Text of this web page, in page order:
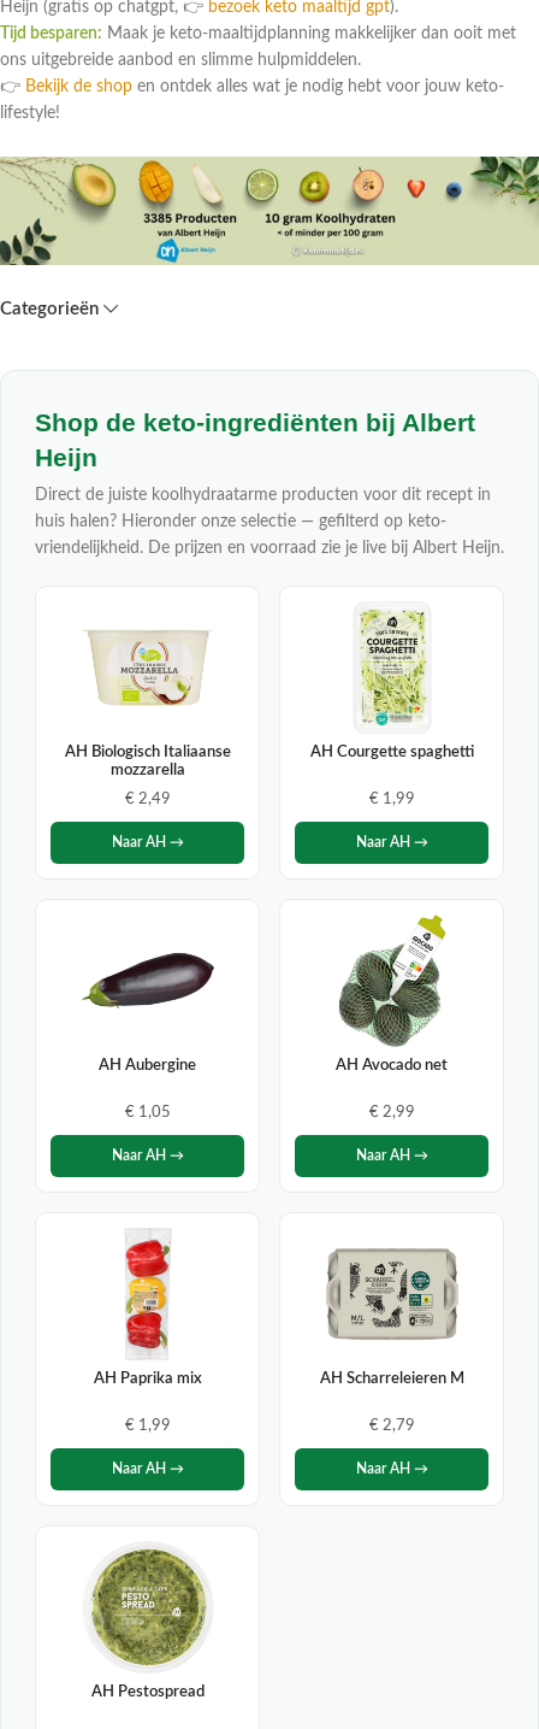
Heijn (gratis op chatgpt, 👉 bezoek keto maaltijd gpt).
Tijd besparen: Maak je keto-maaltijdplanning makkelijker dan ooit met
ons uitgebreide aanbod en slimme hulpmiddelen.
👉 Bekijk de shop en ontdek alles wat je nodig hebt voor jouw keto-
lifestyle!
Categorieën
Shop de keto-ingrediënten bij Albert
Heijn
Direct de juiste koolhydraatarme producten voor dit recept in
huis halen? Hieronder onze selectie — gefilterd op keto-
vriendelijkheid. De prijzen en voorraad zie je live bij Albert Heijn.
AH Biologisch Italiaanse
mozzarella
€ 2,49
Naar AH →
AH Courgette spaghetti
€ 1,99
Naar AH →
AH Aubergine
€ 1,05
Naar AH →
AH Avocado net
€ 2,99
Naar AH →
AH Paprika mix
€ 1,99
Naar AH →
AH Scharreleieren M
€ 2,79
Naar AH →
AH Pestospread